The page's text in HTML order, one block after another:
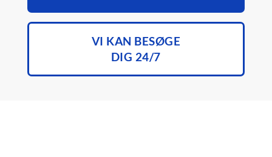
VI KAN BESØGE
DIG 24/7